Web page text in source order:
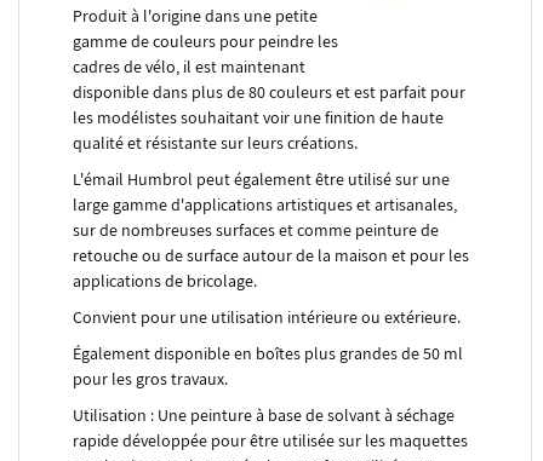
Produit à l'origine dans une petite
gamme de couleurs pour peindre les
cadres de vélo, il est maintenant
disponible dans plus de 80 couleurs et est parfait pour
les modélistes souhaitant voir une finition de haute
qualité et résistante sur leurs créations.
L'émail Humbrol peut également être utilisé sur une
large gamme d'applications artistiques et artisanales,
sur de nombreuses surfaces et comme peinture de
retouche ou de surface autour de la maison et pour les
applications de bricolage.
Convient pour une utilisation intérieure ou extérieure.
Également disponible en boîtes plus grandes de 50 ml
pour les gros travaux.
Utilisation : Une peinture à base de solvant à séchage
rapide développée pour être utilisée sur les maquettes